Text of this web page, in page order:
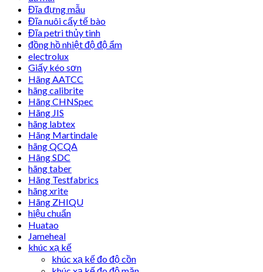
Đĩa đựng mẫu
Đĩa nuôi cấy tế bào
Đĩa petri thủy tinh
đồng hồ nhiệt độ độ ẩm
electrolux
Giấy kéo sơn
Hãng AATCC
hãng calibrite
Hãng CHNSpec
Hãng JIS
hãng labtex
Hãng Martindale
hãng QCQA
Hãng SDC
hãng taber
Hãng Testfabrics
hãng xrite
Hãng ZHIQU
hiệu chuẩn
Huatao
Jameheal
khúc xạ kế
khúc xạ kế đo độ cồn